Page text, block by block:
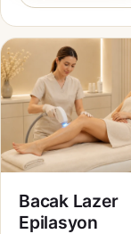
Bacak Lazer
Epilasyon